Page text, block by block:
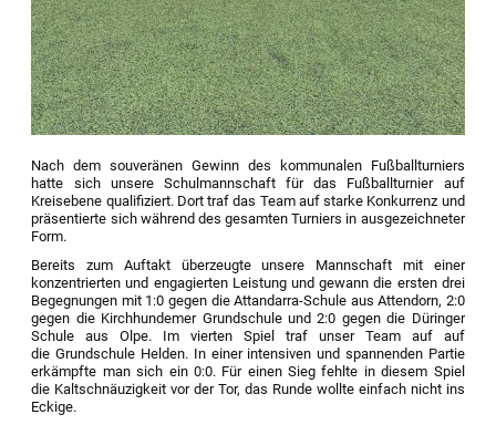
Nach dem souveränen Gewinn des kommunalen Fußballturniers
hatte sich unsere Schulmannschaft für das Fußballturnier auf
Kreisebene qualifiziert. Dort traf das Team auf starke Konkurrenz und
präsentierte sich während des gesamten Turniers in ausgezeichneter
Form.
Bereits zum Auftakt überzeugte unsere Mannschaft mit einer
konzentrierten und engagierten Leistung und gewann die ersten drei
Begegnungen mit 1:0 gegen die Attandarra-Schule aus Attendorn, 2:0
gegen die Kirchhundemer Grundschule und 2:0 gegen die Düringer
Schule aus Olpe. Im vierten Spiel traf unser Team auf auf
die Grundschule Helden. In einer intensiven und spannenden Partie
erkämpfte man sich ein 0:0. Für einen Sieg fehlte in diesem Spiel
die Kaltschnäuzigkeit vor der Tor, das Runde wollte einfach nicht ins
Eckige.